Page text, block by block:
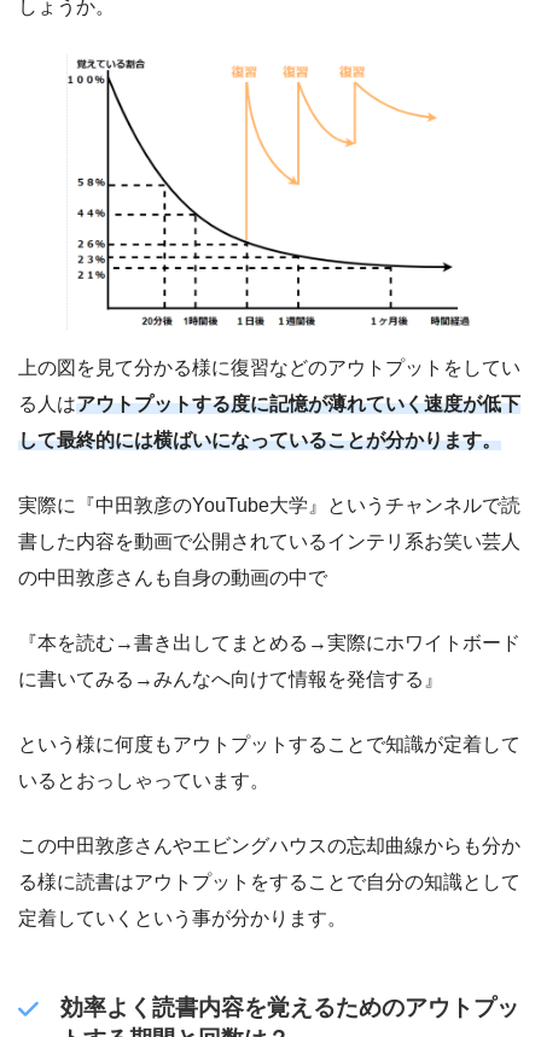
しょうか。
上の図を見て分かる様に復習などのアウトプットをしてい
る人はアウトプットする度に記憶が薄れていく速度が低下
して最終的には横ばいになっていることが分かります。
実際に『中田敦彦のYouTube大学』というチャンネルで読
書した内容を動画で公開されているインテリ系お笑い芸人
の中田敦彦さんも自身の動画の中で
『本を読む→書き出してまとめる→実際にホワイトボード
に書いてみる→みんなへ向けて情報を発信する』
という様に何度もアウトプットすることで知識が定着して
いるとおっしゃっています。
この中田敦彦さんやエビングハウスの忘却曲線からも分か
る様に読書はアウトプットをすることで自分の知識として
定着していくという事が分かります。
効率よく読書内容を覚えるためのアウトプッ